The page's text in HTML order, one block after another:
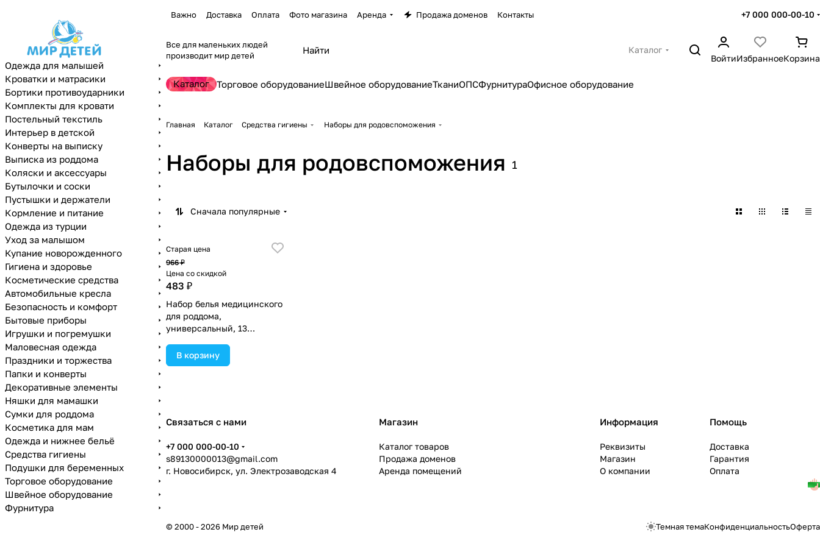
Важно Доставка Оплата Фото магазина Аренда Продажа доменов Контакты +7 000 000-00-10
Все для маленьких людей
производит мир детей
Каталог
ВойтиИзбранноеКорзина
Каталог Торговое оборудованиеШвейное оборудованиеТканиОПСФурнитураОфисное оборудование
Главная Каталог Средства гигиены Наборы для родовспоможения
Наборы для родовспоможения 1
Сначала популярные
Старая цена
966 ₽
Цена со скидкой
483 ₽
Набор белья медицинского
для роддома,
универсальный, 13
подарками (№3697037).
В корзину
Связаться с нами
+7 000 000-00-10
s89130000013@gmail.com
г. Новосибирск, ул. Электрозаводская 4
Магазин
Каталог товаров
Продажа доменов
Аренда помещений
Информация
Реквизиты
Магазин
О компании
Помощь
Доставка
Гарантия
Оплата
© 2000 - 2026 Мир детей Темная темаКонфиденциальностьОферта
Одежда для малышей
Кроватки и матрасики
Бортики противоударники
Комплекты для кровати
Постельный текстиль
Интерьер в детской
Конверты на выписку
Выписка из роддома
Коляски и аксессуары
Бутылочки и соски
Пустышки и держатели
Кормление и питание
Одежда из турции
Уход за малышом
Купание новорожденного
Гигиена и здоровье
Косметические средства
Автомобильные кресла
Безопасность и комфорт
Бытовые приборы
Игрушки и погремушки
Маловесная одежда
Праздники и торжества
Папки и конверты
Декоративные элементы
Няшки для мамашки
Сумки для роддома
Косметика для мам
Одежда и нижнее бельё
Средства гигиены
Подушки для беременных
Торговое оборудование
Швейное оборудование
Фурнитура